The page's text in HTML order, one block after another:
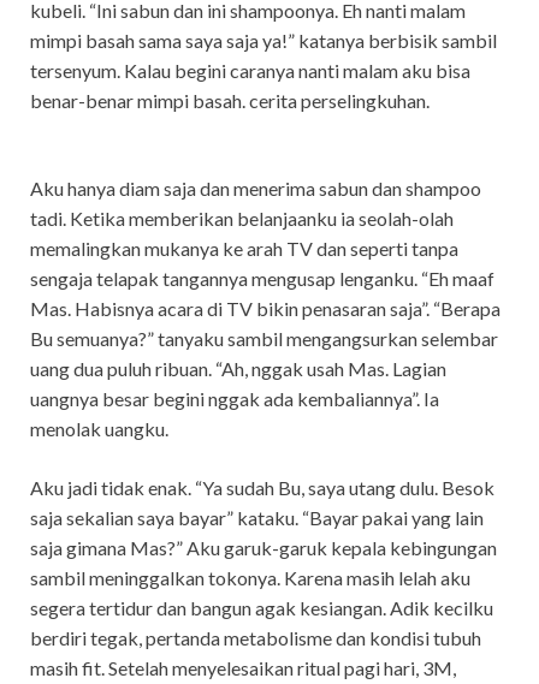
kubeli. “Ini sabun dan ini shampoonya. Eh nanti malam
mimpi basah sama saya saja ya!” katanya berbisik sambil
tersenyum. Kalau begini caranya nanti malam aku bisa
benar-benar mimpi basah. cerita perselingkuhan.
Aku hanya diam saja dan menerima sabun dan shampoo
tadi. Ketika memberikan belanjaanku ia seolah-olah
memalingkan mukanya ke arah TV dan seperti tanpa
sengaja telapak tangannya mengusap lenganku. “Eh maaf
Mas. Habisnya acara di TV bikin penasaran saja”. “Berapa
Bu semuanya?” tanyaku sambil mengangsurkan selembar
uang dua puluh ribuan. “Ah, nggak usah Mas. Lagian
uangnya besar begini nggak ada kembaliannya”. Ia
menolak uangku.
Aku jadi tidak enak. “Ya sudah Bu, saya utang dulu. Besok
saja sekalian saya bayar” kataku. “Bayar pakai yang lain
saja gimana Mas?” Aku garuk-garuk kepala kebingungan
sambil meninggalkan tokonya. Karena masih lelah aku
segera tertidur dan bangun agak kesiangan. Adik kecilku
berdiri tegak, pertanda metabolisme dan kondisi tubuh
masih fit. Setelah menyelesaikan ritual pagi hari, 3M,